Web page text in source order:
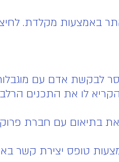
באמצעות מקלדת.
אדם עם מוגבלות
לו את התכנים
בתיאום עם חברת
טופס יצירת קשר